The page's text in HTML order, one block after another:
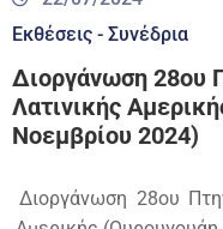
Εκθέσεις - Συνέδρια
Διοργάνωση 28ου
Λατινικής
Νοεμβρίου 2024)
Διοργάνωση 28ου